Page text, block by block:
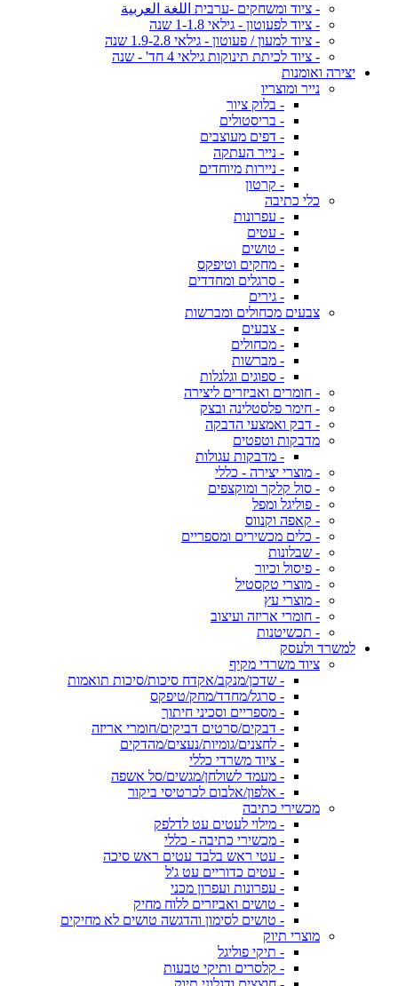
- ציוד ומשחקים -ערבית اللغة العربية
- ציוד לפעוטון - גילאי 1-1.8 שנה
- ציוד למעון / פעוטון - גילאי 1.9-2.8 שנה
- ציוד לכיתת תינוקות גילאי 4 חד' - שנה
יצירה ואומנות
נייר ומוצריו
- בלוק ציור
- בריסטולים
- דפים מעוצבים
- נייר העתקה
- ניירות מיוחדים
- קרטון
כלי כתיבה
- עפרונות
- עטים
- טושים
- מחקים וטיפקס
- סרגלים ומחדדים
- גירים
צבעים מכחולים ומברשות
- צבעים
- מכחולים
- מברשות
- ספוגים וגלגלות
- חומרים ואביזרים ליצירה
- חימר פלסטלינה ובצק
- דבק ואמצעי הדבקה
מדבקות וטפטים
- מדבקות עגולות
- מוצרי יצירה - כללי
- סול קלקר ומוקצפים
- פוליגל ומפל
- קאפה וקנווס
- כלים מכשירים ומספריים
- שבלונות
- פיסול וכיור
- מוצרי טקסטיל
- מוצרי עץ
- חומרי אריזה ועיצוב
- תכשיטנות
למשרד ולעסק
ציוד משרדי מקיף
- שדכן/מנקב/אקדח סיכות/סיכות תואמות
- סרגל/מחדד/מחק/טיפקס
- מספריים וסכיני חיתוך
- דבקים/סרטים דביקים/חומרי אריזה
- לחצנים/גומיות/נעצים/מהדקים
- ציוד משרדי כללי
- מעמד לשולחן/מגשים/סל אשפה
- אלפון/אלבום לכרטיסי ביקור
מכשירי כתיבה
- מילוי לעטים עט לדלפק
- מכשירי כתיבה - כללי
- עטי ראש בלבד עטים ראש סיכה
- עטים כדוריים עט ג'ל
- עפרונות ועפרון מכני
- טושים ואביזרים ללוח מחיק
- טושים לסימון והדגשה טושים לא מחיקים
מוצרי תיוק
- תיקי פוליגל
- קלסרים ותיקי טבעות